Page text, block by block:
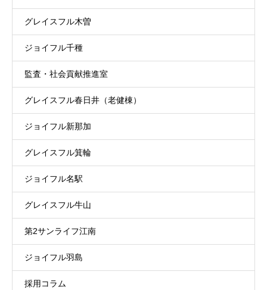
グレイスフル木曽
ジョイフル千種
監査・社会貢献推進室
グレイスフル春日井（老健棟）
ジョイフル新那加
グレイスフル箕輪
ジョイフル名駅
グレイスフル牛山
第2サンライフ江南
ジョイフル羽島
採用コラム